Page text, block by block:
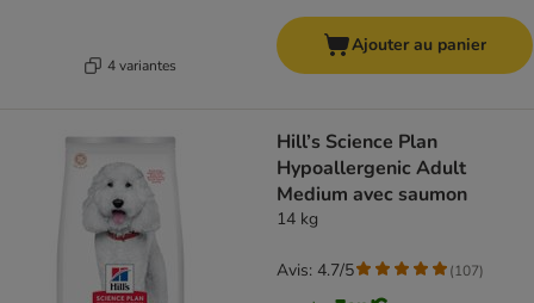
4 variantes
Ajouter au panier
Hill’s Science Plan
Hypoallergenic Adult
Medium avec saumon
14 kg
Avis: 4.7/5 (107)